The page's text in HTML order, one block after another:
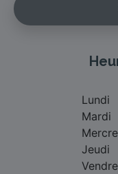
Lundi
Mardi
Jeudi